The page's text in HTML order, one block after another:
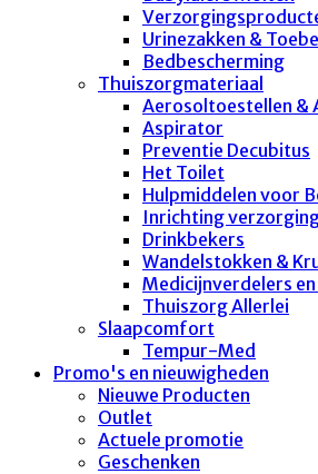
Urinezakken &
Bedbescherming
Thuiszorgmateriaal
Aerosoltoestellen &
Aspirator
Preventie Decubitus
Het Toilet
Hulpmiddelen voor
Inrichting
Drinkbekers
Wandelstokken &
Medicijnverdelers
Thuiszorg Allerlei
Slaapcomfort
Tempur-Med
Promo's en nieuwigheden
Nieuwe Producten
Outlet
Actuele promotie
Geschenken